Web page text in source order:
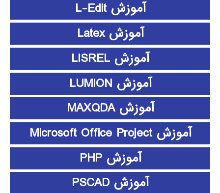
آموزش L-Edit
آموزش Latex
آموزش LISREL
آموزش LUMION
آموزش MAXQDA
آموزش Microsoft Office Project
آموزش PHP
آموزش PSCAD